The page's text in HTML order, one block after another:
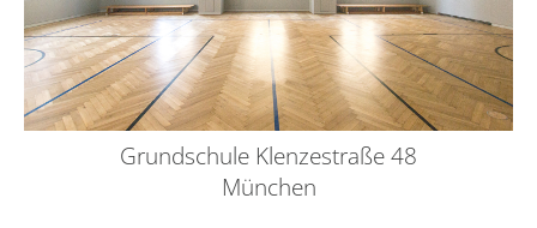
Grundschule Klenzestraße 48
München